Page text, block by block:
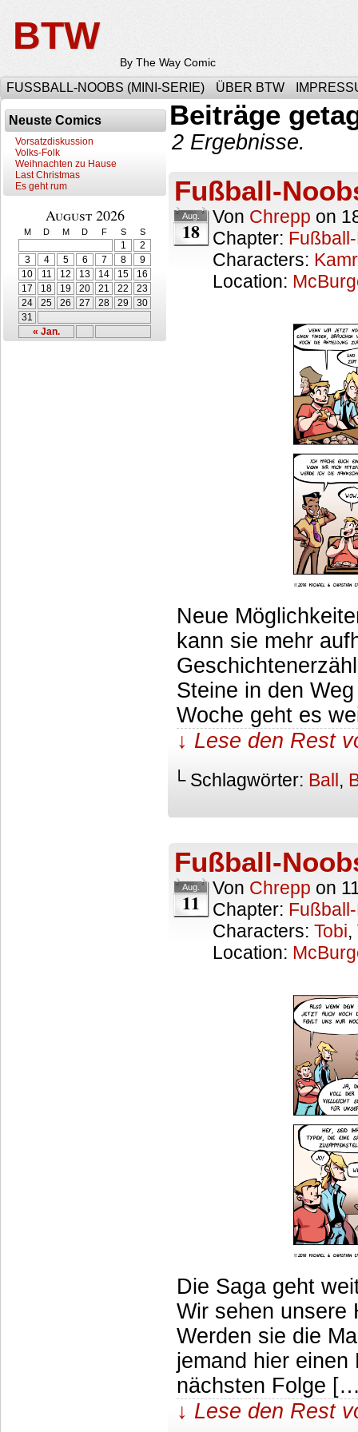
BTW
By The Way Comic
FUSSBALL-NOOBS (MINI-SERIE) ÜBER BTW
Neuste Comics
Vorsatzdiskussion
Volks-Folk
Weihnachten zu Hause
Last Christmas
Es geht rum
August 2026
M D M D F S S
« Jan.
1
2
3
4 5 6 7 8
9
10
11 12 13 14 15
16
17
18 19 20 21 22
23
24
25 26 27 28 29
30
31
Beiträge
2 Ergebnisse.
Fußball-
Aug.
18
Von Chrepp on
Chapter:
Characters:
Location:
Neue
kann sie mehr
Steine in den
Woche geht es
↓ Lese den Rest
└ Schlagwörter: Ball,
Fußball-
Aug.
11
Von Chrepp on
Chapter:
Characters: Tobi,
Location:
Die Saga geht
Wir sehen unsere
Werden sie die
jemand hier
nächsten Folge
↓ Lese den Rest